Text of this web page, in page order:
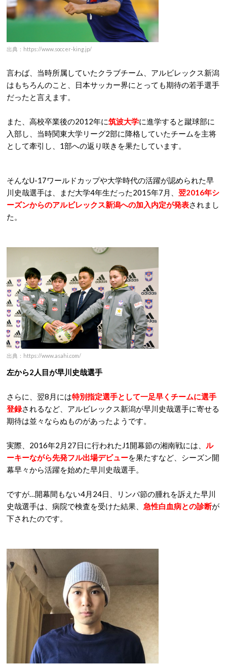
出典：https://www.soccer-king.jp/
言わば、当時所属していたクラブチーム、アルビレックス新潟
はもちろんのこと、日本サッカー界にとっても期待の若手選手
だったと言えます。
また、高校卒業後の2012年に筑波大学に進学すると蹴球部に
入部し、当時関東大学リーグ2部に降格していたチームを主将
として牽引し、1部への返り咲きを果たしています。
そんなU-17ワールドカップや大学時代の活躍が認められた早
川史哉選手は、まだ大学4年生だった2015年7月、 翌2016年シ
ーズンからのアルビレックス新潟への加入内定が発表されまし
た。
出典：https://www.asahi.com/
左から2人目が早川史哉選手
さらに、翌8月には特別指定選手として一足早くチームに選手
登録されるなど、アルビレックス新潟が早川史哉選手に寄せる
期待は並々ならぬものがあったようです。
実際、2016年2月27日に行われたJ1開幕節の湘南戦には、 ル
ーキーながら先発フル出場デビューを果たすなど、シーズン開
幕早々から活躍を始めた早川史哉選手。
ですが…開幕間もない4月24日、リンパ節の腫れを訴えた早川
史哉選手は、病院で検査を受けた結果、 急性白血病との診断が
下されたのです。